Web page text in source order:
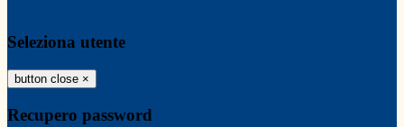
Seleziona utente
button close ×
Recupero password